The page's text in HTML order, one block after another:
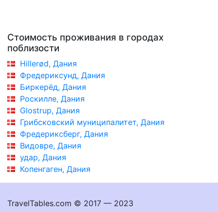
Стоимость проживания в городах
поблизости
Hillerød, Дания
Фредериксунд, Дания
Биркерёд, Дания
Роскилле, Дания
Glostrup, Дания
Грибсковский муниципалитет, Дания
Фредериксберг, Дания
Видовре, Дания
удар, Дания
Копенгаген, Дания
TravelTables.com © 2017 — 2023